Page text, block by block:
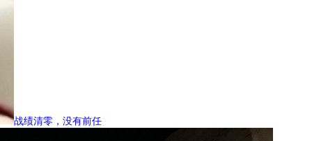
战绩清零，没有前任